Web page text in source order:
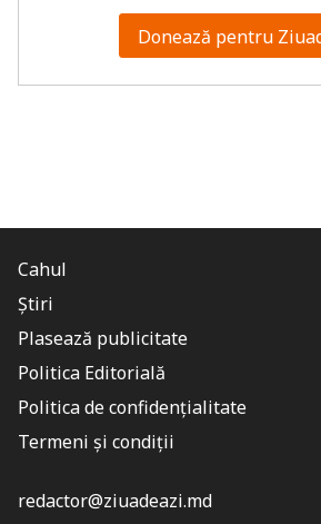
Donează pentru
Cahul
Știri
Plasează publicitate
Politica Editorială
Politica de confidențialitate
Termeni și condiții
redactor@ziuadeazi.md